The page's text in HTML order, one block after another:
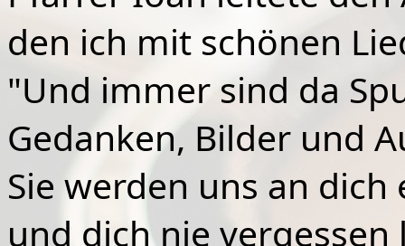
den ich mit schönen
"Und immer sind da
Gedanken, Bilder und
Sie werden uns an
und dich nie vergessen